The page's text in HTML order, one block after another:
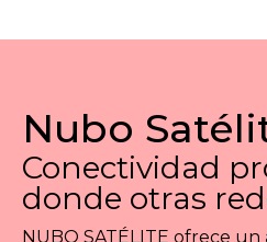
Nubo
Conectividad
donde otras
NUBO SATÉLITE ofrece un